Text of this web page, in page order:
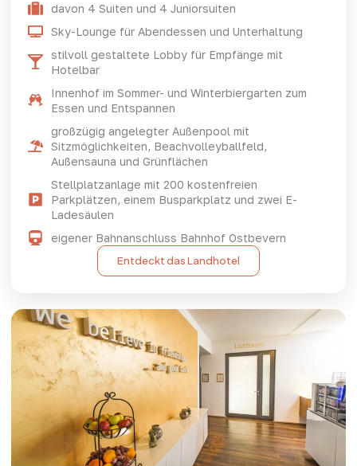
davon 4 Suiten und 4 Juniorsuiten
Sky-Lounge für Abendessen und Unterhaltung
stilvoll gestaltete Lobby für Empfänge mit
Hotelbar
Innenhof im Sommer- und Winterbiergarten zum
Essen und Entspannen
großzügig angelegter Außenpool mit
Sitzmöglichkeiten, Beachvolleyballfeld,
Außensauna und Grünflächen
Stellplatzanlage mit 200 kostenfreien
Parkplätzen, einem Busparkplatz und zwei E-
Ladesäulen
eigener Bahnanschluss Bahnhof Ostbevern
Entdeckt das Landhotel